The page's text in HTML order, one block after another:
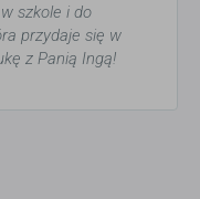
szkole i do
przydaje się w
z Panią Ingą!